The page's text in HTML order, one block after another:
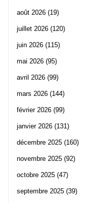
août 2026 (19)
juillet 2026 (120)
juin 2026 (115)
mai 2026 (95)
avril 2026 (99)
mars 2026 (144)
février 2026 (99)
janvier 2026 (131)
décembre 2025 (160)
novembre 2025 (92)
octobre 2025 (47)
septembre 2025 (39)